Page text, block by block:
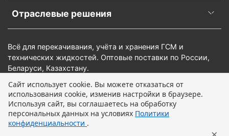
В корзину
Отраслевые решения
Всё для перекачивания, учёта и хранения ГСМ и
технических жидкостей. Оптовые поставки по России,
Беларуси, Казахстану.
Сайт использует cookie. Вы можете отказаться от
использования cookie, изменив настройки в браузере.
Используя сайт, вы соглашаетесь на обработку
персональных данных на условиях Политики
конфиденциальности .